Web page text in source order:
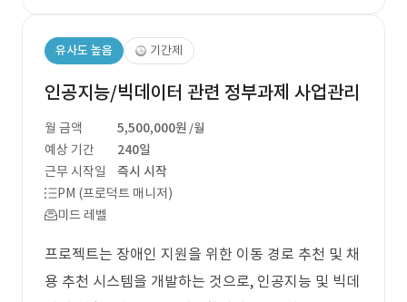
유사도 높음 기간제
인공지능/빅데이터 관련 정부과제 사업관리
월 금액 5,500,000원 /월
예상 기간
240일
근무 시작일
즉시 시작
PM (프로덕트 매니저)
미드 레벨
프로젝트는 장애인 지원을 위한 이동 경로 추천 및 채
용 추천 시스템을 개발하는 것으로, 인공지능 및 빅데